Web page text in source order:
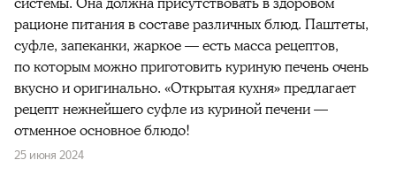
рационе питания в составе различных блюд. Паштеты,
суфле, запеканки, жаркое — есть масса рецептов,
по которым можно приготовить куриную печень очень
вкусно и оригинально. «Открытая кухня» предлагает
рецепт нежнейшего суфле из куриной печени —
отменное основное блюдо!
25 июня 2024